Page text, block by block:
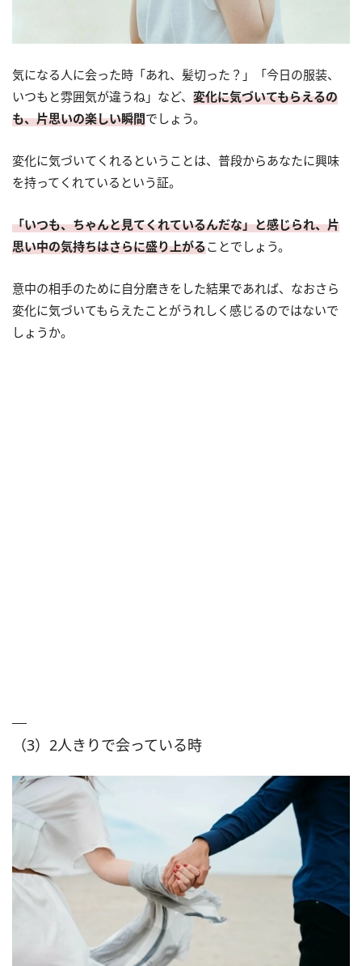
気になる人に会った時「あれ、髪切った？」「今日の服装、
いつもと雰囲気が違うね」など、 変化に気づいてもらえるの
も、片思いの楽しい瞬間でしょう。
変化に気づいてくれるということは、普段からあなたに興味
を持ってくれているという証。
「いつも、ちゃんと見てくれているんだな」と感じられ、片
思い中の気持ちはさらに盛り上がることでしょう。
意中の相手のために自分磨きをした結果であれば、なおさら
変化に気づいてもらえたことがうれしく感じるのではないで
しょうか。
（3）2人きりで会っている時